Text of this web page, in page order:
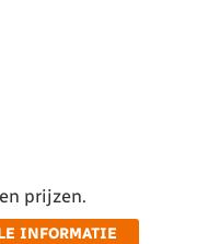
prijzen.
INFORMATIE